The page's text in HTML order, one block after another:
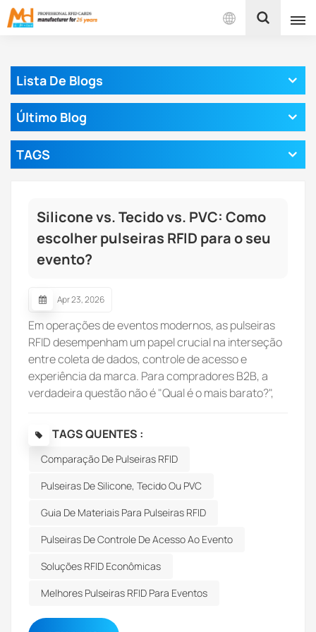
Português
بالعربية
Lista De Blogs
Último Blog
TAGS
Silicone vs. Tecido vs. PVC: Como
escolher pulseiras RFID para o seu
evento?
Apr 23, 2026
Em operações de eventos modernos, as pulseiras
RFID desempenham um papel crucial na interseção
entre coleta de dados, controle de acesso e
experiência da marca. Para compradores B2B, a
verdadeira questão não é "Qual é o mais barato?",
operacional em larga escala?". Adequação do
material ao caso de usoA seguir, apresentamos uma
análise prática dos três materiais mais utilizados em
perspectiva de custo-benefício.MaterialMelhor
caso de usoNível de custoDurabilidadeValor da
típicaPVCEventos de grande volume e curta
duração★★★★★★★★1 a 2 diasTecidoFestivais,
diasSiliconeUso a longo prazo (ginásios, resorts,
TAGS QUENTES :
Comparação De Pulseiras RFID
Pulseiras De Silicone, Tecido Ou PVC
Guia De Materiais Para Pulseiras RFID
Pulseiras De Controle De Acesso Ao Evento
Soluções RFID Econômicas
Melhores Pulseiras RFID Para Eventos